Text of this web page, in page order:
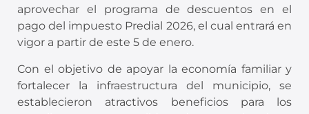
aprovechar el programa de descuentos en el
pago del impuesto Predial 2026, el cual entrará en
vigor a partir de este 5 de enero.
Con el objetivo de apoyar la economía familiar y
fortalecer la infraestructura del municipio, se
establecieron atractivos beneficios para los